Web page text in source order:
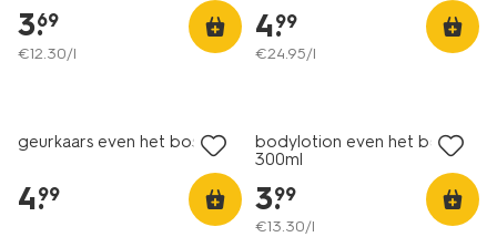
3.
69
€12.30/l
4.
99
€24.95/l
geurkaars even het bos in
4.
99
bodylotion even het bos in
300ml
3.
99
€13.30/l